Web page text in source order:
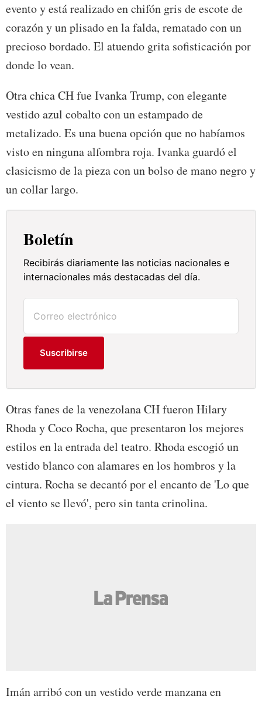
evento y está realizado en chifón gris de escote de
corazón y un plisado en la falda, rematado con un
precioso bordado. El atuendo grita sofisticación por
donde lo vean.
Otra chica CH fue Ivanka Trump, con elegante
vestido azul cobalto con un estampado de
metalizado. Es una buena opción que no habíamos
visto en ninguna alfombra roja. Ivanka guardó el
clasicismo de la pieza con un bolso de mano negro y
un collar largo.
Boletín
Recibirás diariamente las noticias nacionales e
internacionales más destacadas del día.
Suscribirse
Otras fanes de la venezolana CH fueron Hilary
Rhoda y Coco Rocha, que presentaron los mejores
estilos en la entrada del teatro. Rhoda escogió un
vestido blanco con alamares en los hombros y la
cintura. Rocha se decantó por el encanto de 'Lo que
el viento se llevó', pero sin tanta crinolina.
Imán arribó con un vestido verde manzana en